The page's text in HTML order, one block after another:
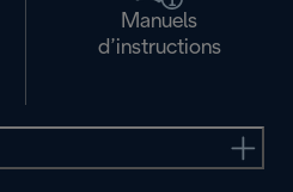
Manuels
d’instructions